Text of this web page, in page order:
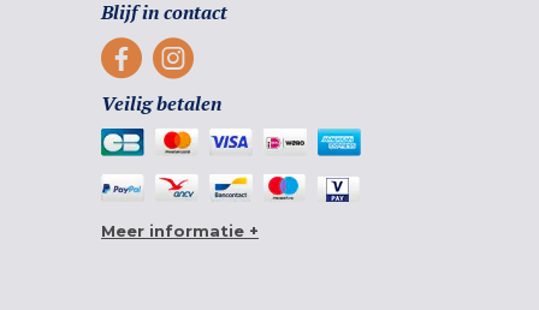
Blijf in contact
Veilig betalen
Meer informatie +